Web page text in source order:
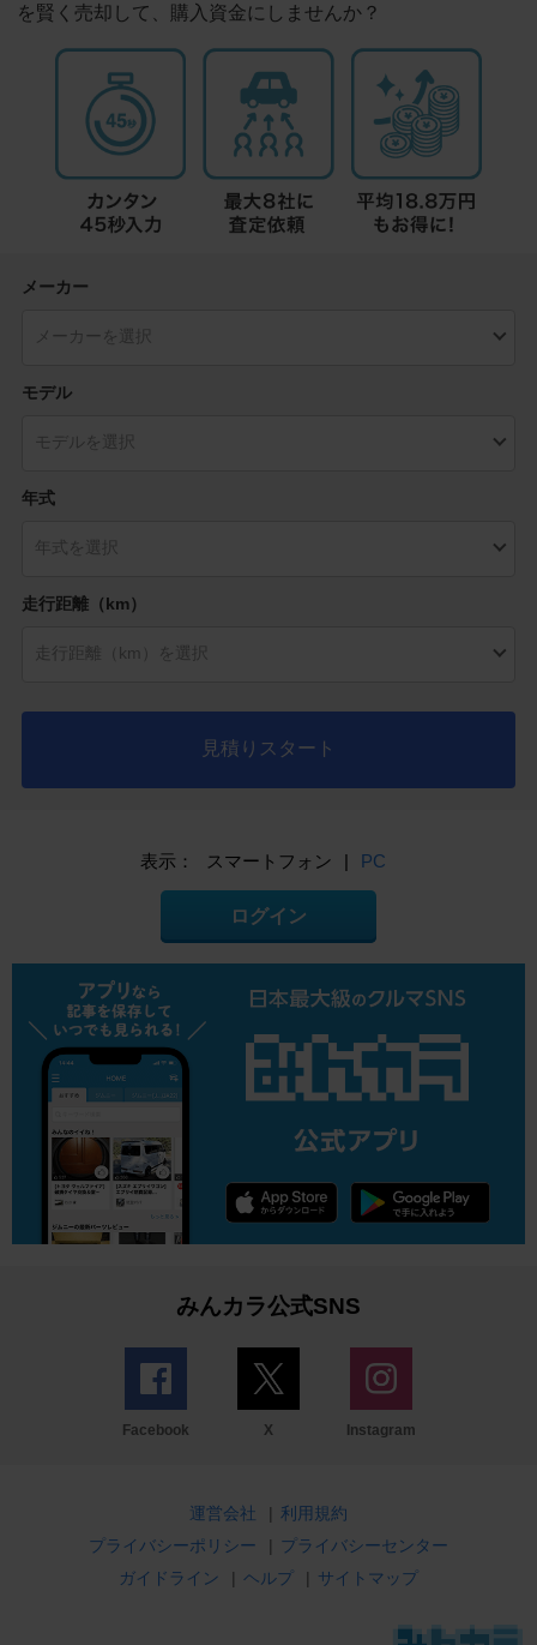
を賢く売却して、購入資金にしませんか？
メーカー
モデル
年式
走行距離（km）
見積りスタート
表示： スマートフォン | PC
ログイン
みんカラ公式SNS
Facebook X Instagram
運営会社 | 利用規約
プライバシーポリシー
| プライバシーセンター
ガイドライン
| ヘルプ | サイトマップ